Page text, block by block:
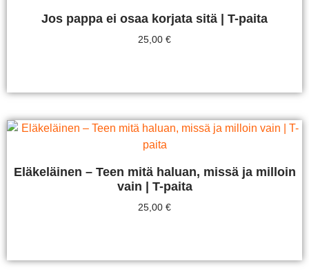
Jos pappa ei osaa korjata sitä | T-paita
25,00 €
Eläkeläinen – Teen mitä haluan, missä ja milloin
vain | T-paita
25,00 €